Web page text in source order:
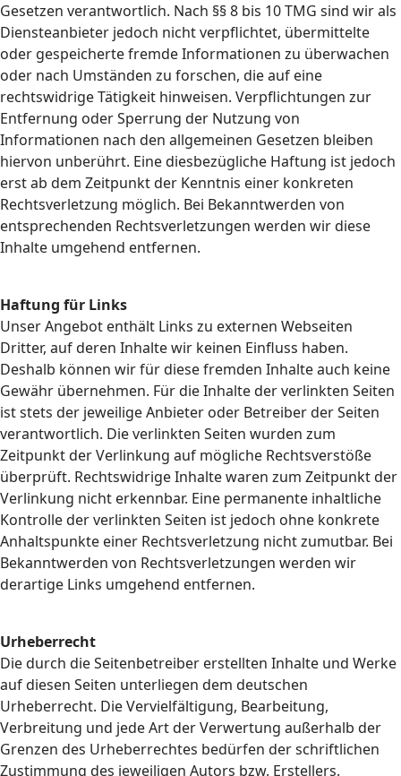
Gesetzen verantwortlich. Nach §§ 8 bis 10 TMG sind wir als
Diensteanbieter jedoch nicht verpflichtet, übermittelte
oder gespeicherte fremde Informationen zu überwachen
oder nach Umständen zu forschen, die auf eine
rechtswidrige Tätigkeit hinweisen. Verpflichtungen zur
Entfernung oder Sperrung der Nutzung von
Informationen nach den allgemeinen Gesetzen bleiben
hiervon unberührt. Eine diesbezügliche Haftung ist jedoch
erst ab dem Zeitpunkt der Kenntnis einer konkreten
Rechtsverletzung möglich. Bei Bekanntwerden von
entsprechenden Rechtsverletzungen werden wir diese
Inhalte umgehend entfernen.
Haftung für Links
Unser Angebot enthält Links zu externen Webseiten
Dritter, auf deren Inhalte wir keinen Einfluss haben.
Deshalb können wir für diese fremden Inhalte auch keine
Gewähr übernehmen. Für die Inhalte der verlinkten Seiten
ist stets der jeweilige Anbieter oder Betreiber der Seiten
verantwortlich. Die verlinkten Seiten wurden zum
Zeitpunkt der Verlinkung auf mögliche Rechtsverstöße
überprüft. Rechtswidrige Inhalte waren zum Zeitpunkt der
Verlinkung nicht erkennbar. Eine permanente inhaltliche
Kontrolle der verlinkten Seiten ist jedoch ohne konkrete
Anhaltspunkte einer Rechtsverletzung nicht zumutbar. Bei
Bekanntwerden von Rechtsverletzungen werden wir
derartige Links umgehend entfernen.
Urheberrecht
Die durch die Seitenbetreiber erstellten Inhalte und Werke
auf diesen Seiten unterliegen dem deutschen
Urheberrecht. Die Vervielfältigung, Bearbeitung,
Verbreitung und jede Art der Verwertung außerhalb der
Grenzen des Urheberrechtes bedürfen der schriftlichen
Zustimmung des jeweiligen Autors bzw. Erstellers.